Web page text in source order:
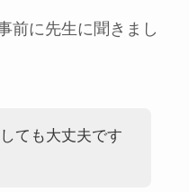
前に先生に聞きまし
ても大丈夫です